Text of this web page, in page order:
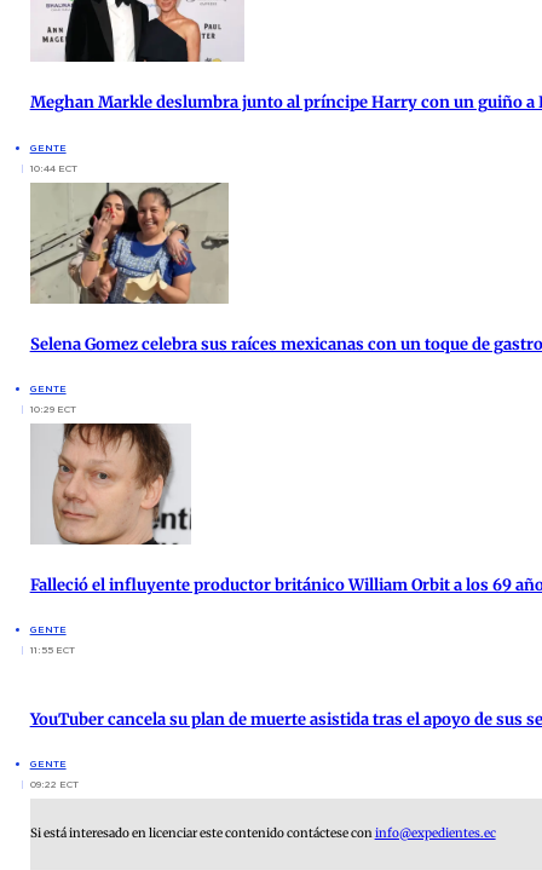
Meghan Markle deslumbra junto al príncipe Harry con un guiño a
GENTE
10:44 ECT
Selena Gomez celebra sus raíces mexicanas con un toque de
GENTE
10:29 ECT
Falleció el influyente productor británico William Orbit a los 69
GENTE
11:55 ECT
YouTuber cancela su plan de muerte asistida tras el apoyo de sus
GENTE
09:22 ECT
Si está interesado en licenciar este contenido contáctese coninfo@expedientes.ec